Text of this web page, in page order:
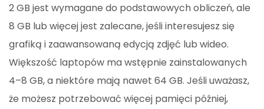
2 GB jest wymagane do podstawowych obliczeń, ale
8 GB lub więcej jest zalecane, jeśli interesujesz się
grafiką i zaawansowaną edycją zdjęć lub wideo.
Większość laptopów ma wstępnie zainstalowanych
4–8 GB, a niektóre mają nawet 64 GB. Jeśli uważasz,
że możesz potrzebować więcej pamięci później,